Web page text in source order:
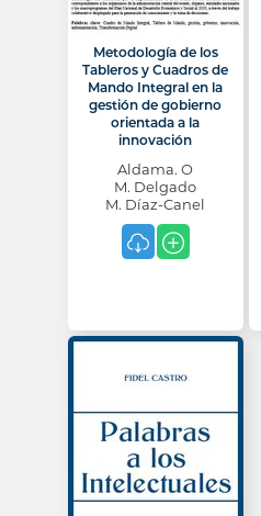
Metodología de los
Tableros y Cuadros de
Mando Integral en la
gestión de gobierno
orientada a la
innovación
Aldama. O
M. Delgado
M. Díaz-Canel